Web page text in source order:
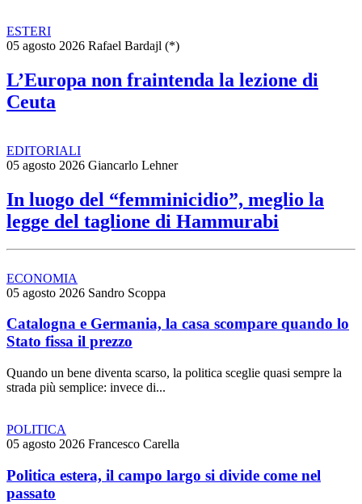
ESTERI
05 agosto 2026 Rafael Bardajl (*)
L’Europa non fraintenda la lezione di
Ceuta
EDITORIALI
05 agosto 2026 Giancarlo Lehner
In luogo del “femminicidio”, meglio la
legge del taglione di Hammurabi
ECONOMIA
05 agosto 2026 Sandro Scoppa
Catalogna e Germania, la casa scompare quando lo
Stato fissa il prezzo
Quando un bene diventa scarso, la politica sceglie quasi sempre la
strada più semplice: invece di...
POLITICA
05 agosto 2026 Francesco Carella
Politica estera, il campo largo si divide come nel
passato